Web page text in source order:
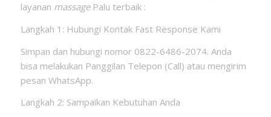
layanan massagePalu terbaik :
Langkah 1: Hubungi Kontak Fast Response Kami
Simpan dan hubungi nomor 0822-6486-2074. Anda
bisa melakukan Panggilan Telepon (Call) atau mengirim
pesan WhatsApp.
Langkah 2: Sampaikan Kebutuhan Anda